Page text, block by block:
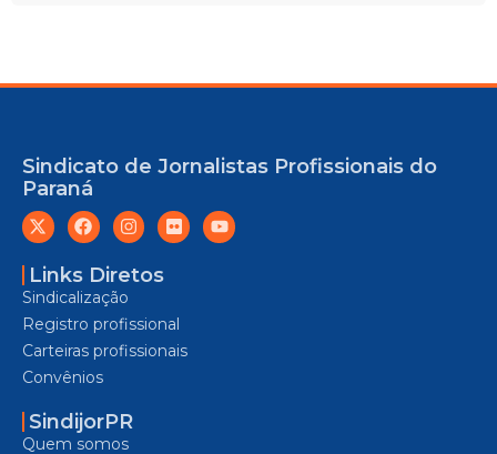
Sindicato de Jornalistas Profissionais do
Paraná
Links Diretos
Sindicalização
Registro profissional
Carteiras profissionais
Convênios
SindijorPR
Quem somos